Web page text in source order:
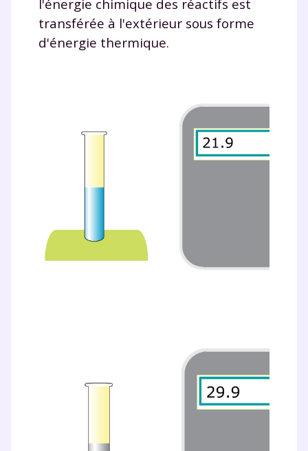
l'énergie chimique des réactifs est
transférée à l'extérieur sous forme
d'énergie thermique.
Envie de progresser
et de réussir votre
Testez gratuitement
Fiches de cours et vidéos
podcasts de révisions
espace dédié aux parents pour
la Terminale